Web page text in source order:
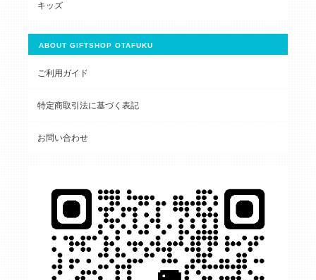
キッズ
ABOUT GIFTSHOP OTAFUKU
ご利用ガイド
特定商取引法に基づく表記
お問い合わせ